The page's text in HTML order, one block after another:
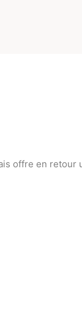
offre en